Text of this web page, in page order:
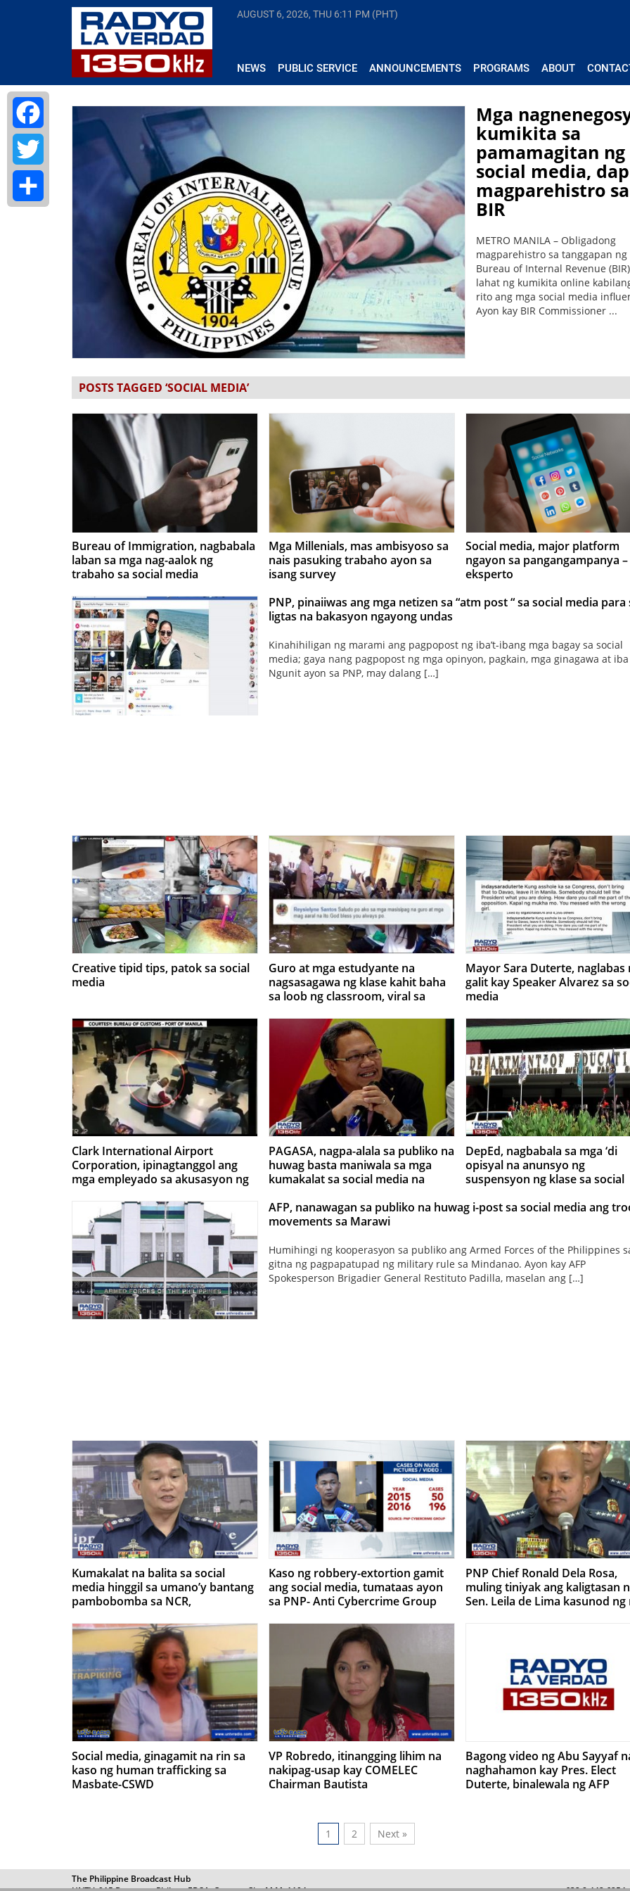
AUGUST 6, 2026, THU 6:11 PM (PHT)
NEWS PUBLIC SERVICE ANNOUNCEMENTS PROGRAMS ABOUT
Mga
kumikita sa
pamamagitan ng
social media,
magparehistro sa
BIR
METRO MANILA – Obligadong
magparehistro sa tanggapan ng
Bureau of Internal Revenue
lahat ng kumikita online
rito ang mga social media
Ayon kay BIR Commissioner ...
POSTS TAGGED ‘SOCIAL MEDIA’
Bureau of Immigration, nagbabala
laban sa mga nag-aalok ng
trabaho sa social media
Mga Millenials, mas ambisyoso sa
nais pasuking trabaho ayon sa
isang survey
Social media, major platform
ngayon sa pangangampanya –
eksperto
PNP, pinaiiwas ang mga netizen sa “atm post “ sa social media para
ligtas na bakasyon ngayong undas
Kinahihiligan ng marami ang pagpopost ng iba’t-ibang mga bagay sa social
media; gaya nang pagpopost ng mga opinyon, pagkain, mga ginagawa at
Ngunit ayon sa PNP, may dalang […]
Creative tipid tips, patok sa social
media
Guro at mga estudyante na
nagsasagawa ng klase kahit baha
sa loob ng classroom, viral sa
Mayor Sara Duterte, naglabas
galit kay Speaker Alvarez sa
media
Clark International Airport
Corporation, ipinagtanggol ang
mga empleyado sa akusasyon ng
PAGASA, nagpa-alala sa publiko na
huwag basta maniwala sa mga
kumakalat sa social media na
bansa
DepEd, nagbabala sa mga ‘di
opisyal na anunsyo ng
suspensyon ng klase sa social
AFP, nanawagan sa publiko na huwag i-post sa social media ang
movements sa Marawi
Humihingi ng kooperasyon sa publiko ang Armed Forces of the Philippines
gitna ng pagpapatupad ng military rule sa Mindanao. Ayon kay AFP
Spokesperson Brigadier General Restituto Padilla, maselan ang […]
Kumakalat na balita sa social
media hinggil sa umano’y bantang
pambobomba sa NCR,
Kaso ng robbery-extortion gamit
ang social media, tumataas ayon
sa PNP- Anti Cybercrime Group
PNP Chief Ronald Dela Rosa,
muling tiniyak ang kaligtasan
Sen. Leila de Lima kasunod ng
Social media, ginagamit na rin sa
kaso ng human trafficking sa
Masbate-CSWD
VP Robredo, itinangging lihim na
nakipag-usap kay COMELEC
Chairman Bautista
Bagong video ng Abu Sayyaf
naghahamon kay Pres. Elect
Duterte, binalewala ng AFP
1 2 Next »
The Philippine Broadcast Hub
Facebook
Twitter